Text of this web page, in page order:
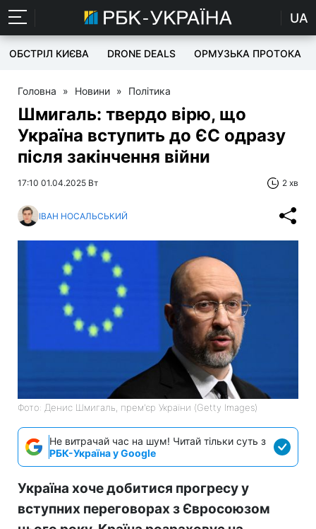
UA
ОБСТРІЛ КИЄВА DRONE DEALS ОРМУЗЬКА ПРОТОКА
Головна » Новини » Політика
Шмигаль: твердо вірю, що
Україна вступить до ЄС одразу
після закінчення війни
17:10 01.04.2025 Вт 2 хв
ІВАН НОСАЛЬСЬКИЙ
Фото: Денис Шмигаль, прем'єр України (Getty Images)
Не витрачай час на шум! Читай тільки суть з
РБК-Україна у Google
Україна хоче добитися прогресу у
вступних переговорах з Євросоюзом